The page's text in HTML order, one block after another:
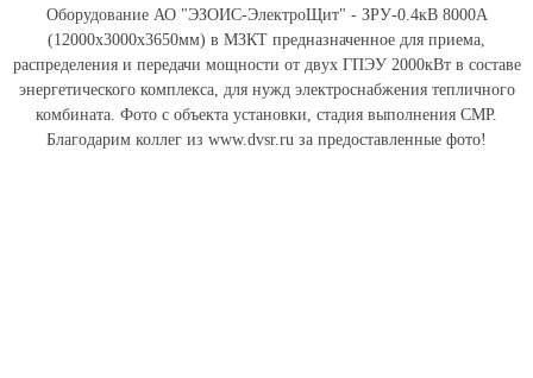
Оборудование АО "ЭЗОИС-ЭлектроЩит" - ЗРУ-0.4кВ 8000А
(12000х3000х3650мм) в МЗКТ предназначенное для приема,
распределения и передачи мощности от двух ГПЭУ 2000кВт в составе
энергетического комплекса, для нужд электроснабжения тепличного
комбината. Фото с объекта установки, стадия выполнения СМР.
Благодарим коллег из www.dvsr.ru за предоставленные фото!